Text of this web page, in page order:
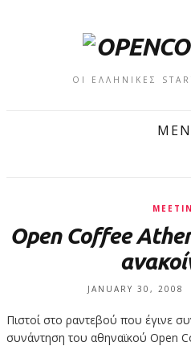
ΟΙ ΕΛΛΗΝΙΚΕΣ
Open Coffee
JANUARY 30, 2008
Πιστοί στο ραντεβού που έγινε
συνάντηση του αθηναϊκού Open